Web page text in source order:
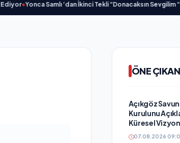
•Yonca Samlı ‘dan İkinci Tekli “Donacaksın Sevgilim “
ÖNE
Açıkgöz
Kurulunu
Küresel
07.08.2026